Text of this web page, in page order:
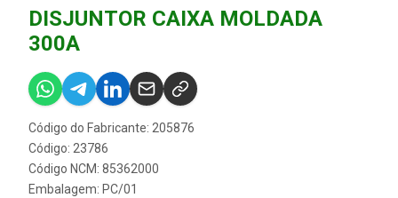
DISJUNTOR CAIXA MOLDADA
300A
Código do Fabricante: 205876
Código: 23786
Código NCM: 85362000
Embalagem: PC/01